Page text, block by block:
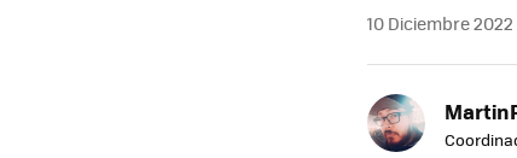
10 Diciembre 2022